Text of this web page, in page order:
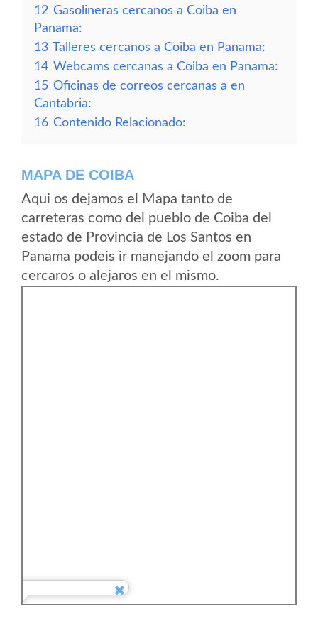
12 Gasolineras cercanos a Coiba en
Panama:
13 Talleres cercanos a Coiba en Panama:
14 Webcams cercanas a Coiba en Panama:
15 Oficinas de correos cercanas a en
Cantabria:
16 Contenido Relacionado:
MAPA DE COIBA
Aqui os dejamos el Mapa tanto de
carreteras como del pueblo de Coiba del
estado de Provincia de Los Santos en
Panama podeis ir manejando el zoom para
cercaros o alejaros en el mismo.